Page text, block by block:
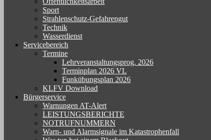
Sport
Strahlenschutz-Gefahrengut
Technik
Wasserdienst
Servicebereich
Termine
Lehrveranstaltungsprog. 2026
Terminplan 2026 VL
Funkübungsplan 2026
KLFV Download
Bürgerservice
Warnungen AT-Alert
LEISTUNGSBERICHTE
NOTRUFNUMMERN
Warn- und Alarmsignale im Katastrophenfall